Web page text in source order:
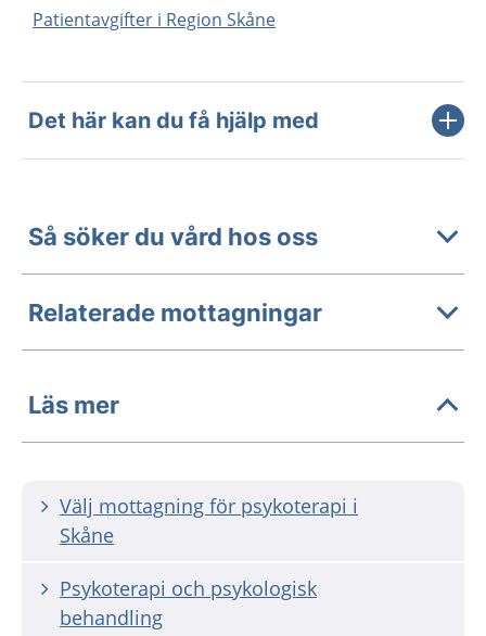
Patientavgifter i Region Skåne
Det här kan du få hjälp med
Så söker du vård hos oss
Relaterade mottagningar
Läs mer
Välj mottagning för psykoterapi i
Skåne
Psykoterapi och psykologisk
behandling